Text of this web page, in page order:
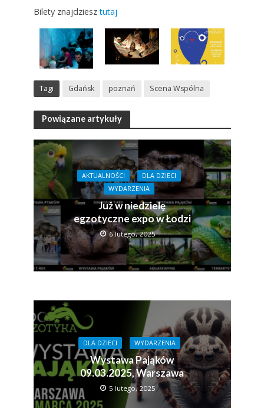
Bilety znajdziesztutaj
Tagi Gdańsk poznań Scena Wspólna
Powiązane artykuły
AKTUALNOŚCI
DLA DZIECI
WYDARZENIA
Już w niedzielę
egzotyczne expo w Łodzi
6 lutego, 2025
DLA DZIECI WYDARZENIA
Wystawa Pająków
09.03.2025, Warszawa
5 lutego, 2025